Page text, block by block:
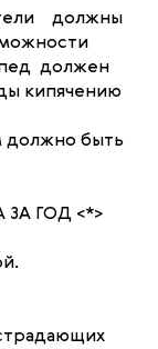
должны
должен
кипячению
должно быть
ГОД <*>